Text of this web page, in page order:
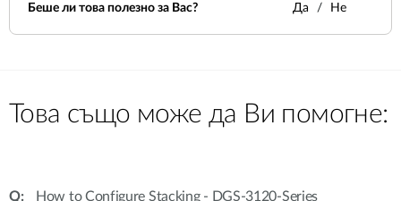
Беше ли това полезно за Вас? Да Не
Това също може да Ви помогне:
How to Configure Stacking - DGS-3120-Series